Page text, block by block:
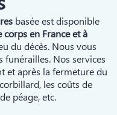
basée est disponible
en France et à
du décès. Nous vous
funérailles. Nos services
et après la fermeture du
les coûts de
péage, etc.